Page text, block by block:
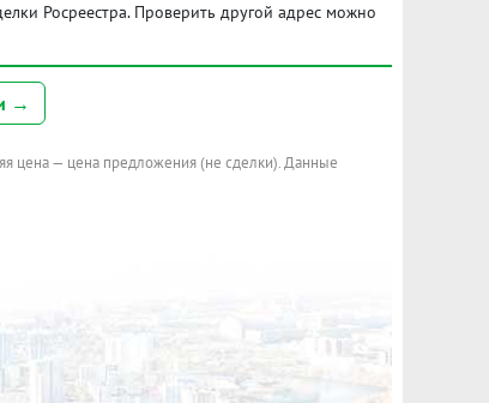
Росреестра. Проверить другой адрес можно
→
цена — цена предложения (не сделки). Данные